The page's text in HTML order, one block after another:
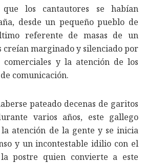
que los cantautores se habían
desde un pequeño pueblo de
referente de masas de un
creían marginado y silenciado por
comerciales y la atención de los
comunicación.
pateado decenas de garitos
varios años, este gallego
atención de la gente y se inicia
y un incontestable idilio con el
postre quien convierte a este